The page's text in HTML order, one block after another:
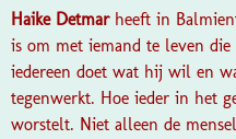
Haike Detmar heeft in
is om met iemand te leven
iedereen doet wat hij wil en
tegenwerkt. Hoe ieder in het
worstelt. Niet alleen de